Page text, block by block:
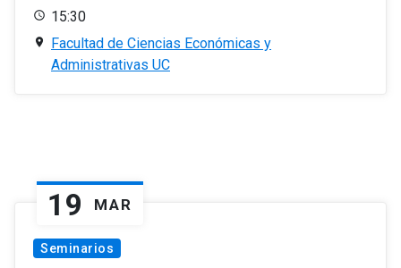
15:30
Facultad de Ciencias Económicas y
Administrativas UC
19 MAR
Seminarios